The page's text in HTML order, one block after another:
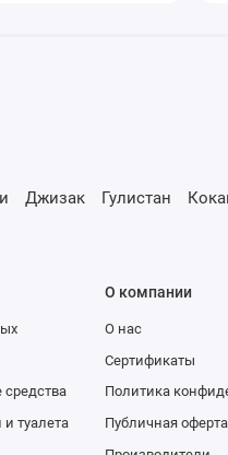
Джизак Гулистан
туалета
О компании
О нас
Сертификаты
Политика
Публичная оферта